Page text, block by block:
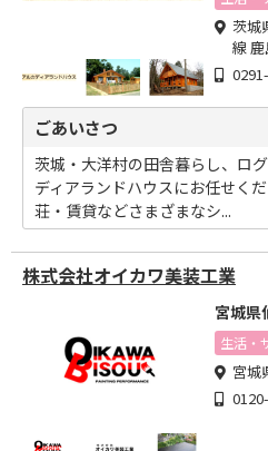
茨城
線
ごあいさつ
茨城・大洋村の田舎暮らし、ロ
ディアランドハウスにお任せく
荘・賃貸などさまざまなシ...
株式会社オイカワ美装工業
宮城県
生活・
宮城